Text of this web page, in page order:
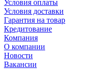
Условия оплаты
Условия доставки
Гарантия на товар
Кредитование
Компания
О компании
Новости
Вакансии